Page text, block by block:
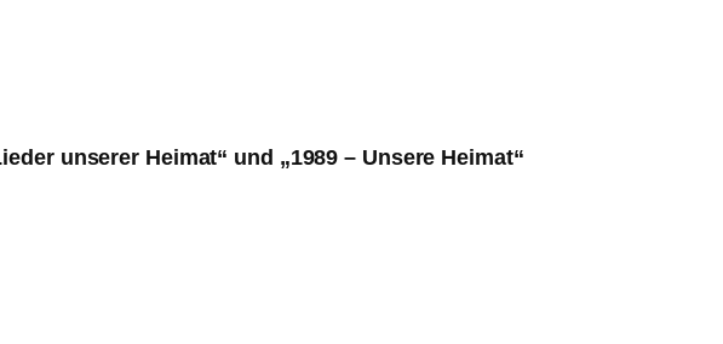
unserer Heimat“ und „1989 – Unsere Heimat“